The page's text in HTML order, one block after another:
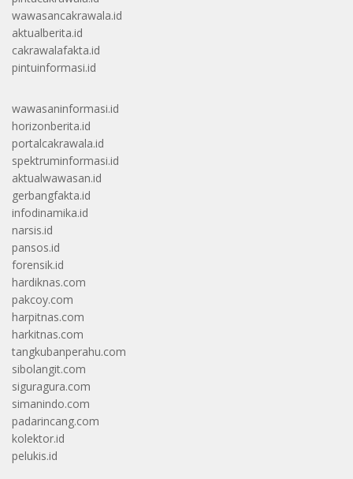
wawasancakrawala.id
aktualberita.id
cakrawalafakta.id
pintuinformasi.id
wawasaninformasi.id
horizonberita.id
portalcakrawala.id
spektruminformasi.id
aktualwawasan.id
gerbangfakta.id
infodinamika.id
narsis.id
pansos.id
forensik.id
hardiknas.com
pakcoy.com
harpitnas.com
harkitnas.com
tangkubanperahu.com
sibolangit.com
siguragura.com
simanindo.com
padarincang.com
kolektor.id
pelukis.id